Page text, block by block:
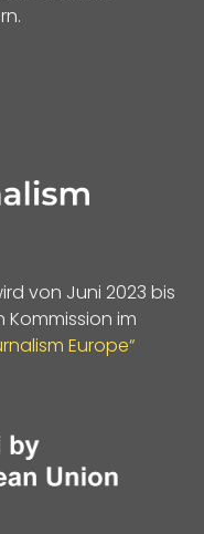
von Juni 2023 bis
Kommission im
Europe“